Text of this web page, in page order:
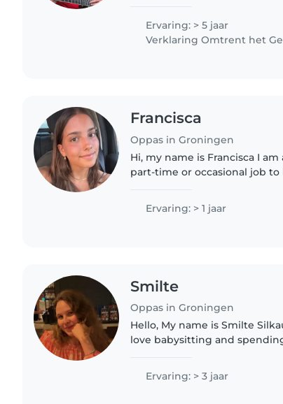
bij de kleuters,..
Ervaring: > 5 jaar
Verklaring Omtrent het
Francisca
Oppas in Groningen
Hi, my name is Francisca I
part-time or occasional job
Ervaring: > 1 jaar
Smilte
Oppas in Groningen
Hello, My name is Smilte
love babysitting and
studying in the..
Ervaring: > 3 jaar